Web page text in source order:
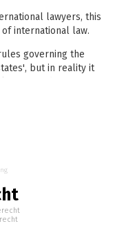
lawyers, this
international law.
governing the
but in reality it
students
of organizing the
first principles, the
does it come
resolve conflict?
rigour and
breathes life and